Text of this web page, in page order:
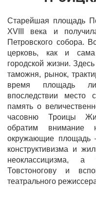
Старейшая площадь
XVIII века и
Петровского собора.
церковь, как и
городской жизни.
таможня, рынок,
время площадь
впоследствии место
память о
часовню Троицы
обратим внимание
окружающие площадь
конструктивизма и
неоклассицизма, а
Товстоногову и
театрального